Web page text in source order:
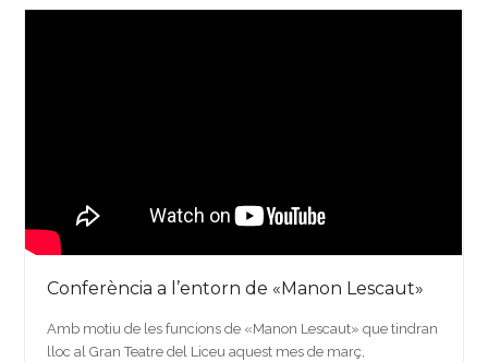
Conferència a l’entorn de «Manon Lescaut»
Amb motiu de les funcions de «Manon Lescaut» que tindran
lloc al Gran Teatre del Liceu aquest mes de març,